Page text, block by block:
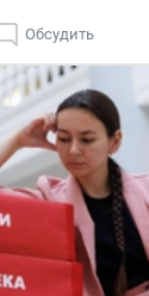
Обсудить